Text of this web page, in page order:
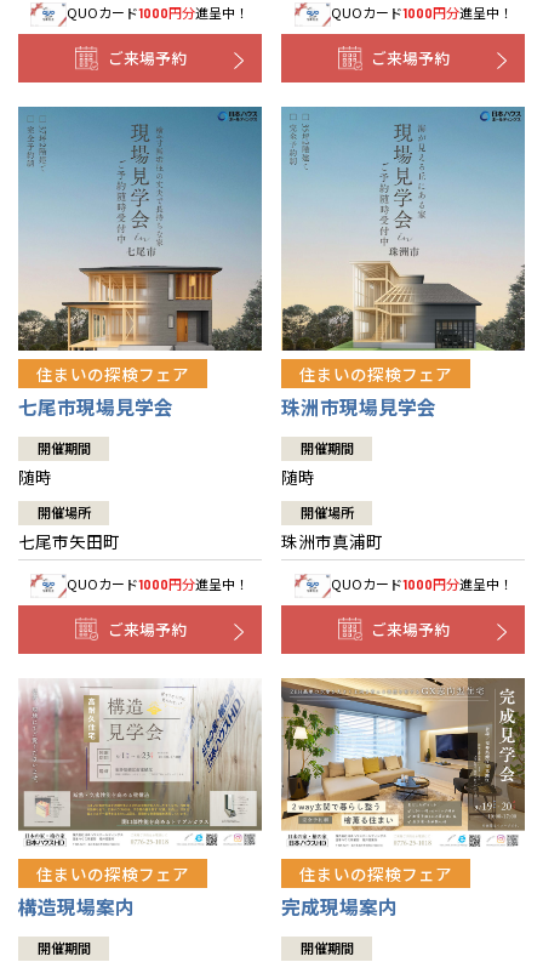
QUOカード1000円分進呈中！
ご来場予約
QUOカード1000円分進呈中！
ご来場予約
住まいの探検フェア
七尾市現場見学会
開催期間
随時
開催場所
七尾市矢田町
QUOカード1000円分進呈中！
ご来場予約
住まいの探検フェア
珠洲市現場見学会
開催期間
随時
開催場所
珠洲市真浦町
QUOカード1000円分進呈中！
ご来場予約
住まいの探検フェア
構造現場案内
開催期間
住まいの探検フェア
完成現場案内
開催期間